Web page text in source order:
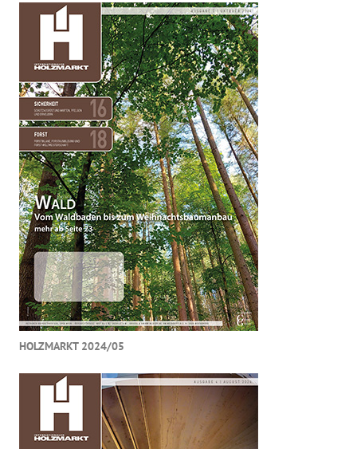
HOLZMARKT 2024/05